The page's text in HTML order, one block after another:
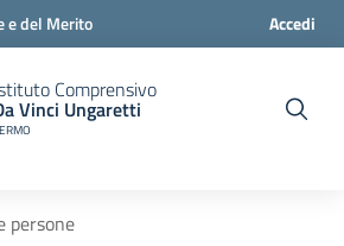
e del Merito Accedi
Comprensivo
Vinci Ungaretti
persone